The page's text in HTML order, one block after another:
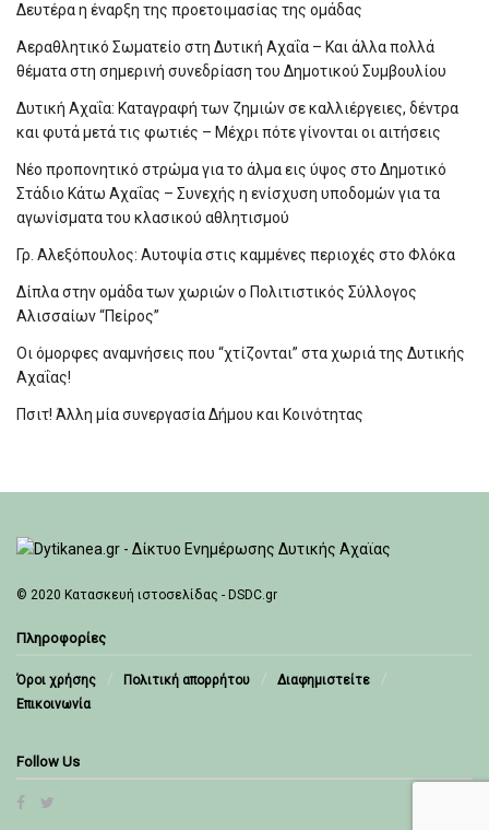
Δευτέρα η έναρξη της προετοιμασίας της ομάδας
Αεραθλητικό Σωματείο στη Δυτική Αχαΐα – Και άλλα πολλά
θέματα στη σημερινή συνεδρίαση του Δημοτικού Συμβουλίου
Δυτική Αχαΐα: Καταγραφή των ζημιών σε καλλιέργειες, δέντρα
και φυτά μετά τις φωτιές – Μέχρι πότε γίνονται οι αιτήσεις
Νέο προπονητικό στρώμα για το άλμα εις ύψος στο Δημοτικό
Στάδιο Κάτω Αχαΐας – Συνεχής η ενίσχυση υποδομών για τα
αγωνίσματα του κλασικού αθλητισμού
Γρ. Αλεξόπουλος: Αυτοψία στις καμμένες περιοχές στο Φλόκα
Δίπλα στην ομάδα των χωριών ο Πολιτιστικός Σύλλογος
Αλισσαίων “Πείρος”
Οι όμορφες αναμνήσεις που “χτίζονται” στα χωριά της Δυτικής
Αχαΐας!
Πσιτ! Άλλη μία συνεργασία Δήμου και Κοινότητας
© 2020 Κατασκευή ιστοσελίδας - DSDC.gr
Πληροφορίες
Όροι χρήσης Πολιτική απορρήτου
Διαφημιστείτε
Επικοινωνία
Follow Us